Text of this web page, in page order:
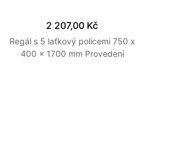
2 207,00 Kč
Regál s 5 laťkový policemi 750 x
400 x 1700 mm Provedení